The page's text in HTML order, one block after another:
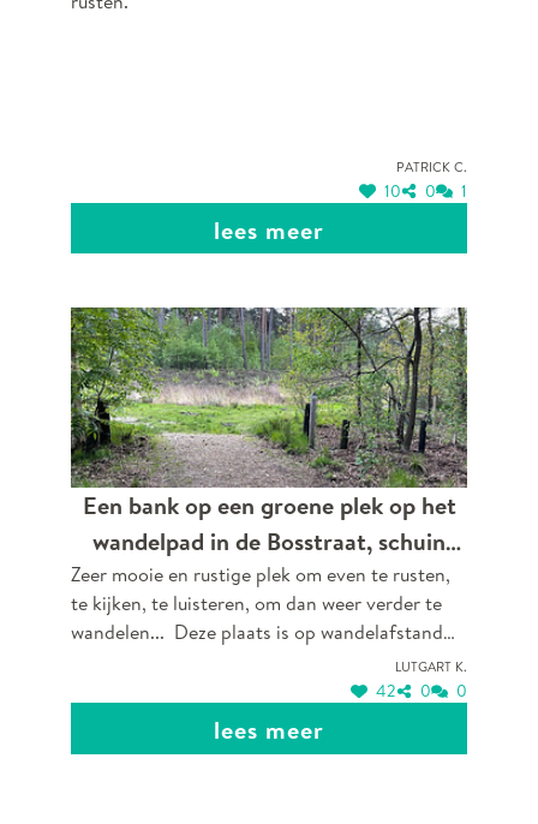
Patrick C.
10 0 1
lees meer
Een bank op een groene plek op het
wandelpad in de Bosstraat, schuin
tegenover de Hazerikstraat. Een bank
aan een kruispunt van 2
wandelpaden.
Zeer mooie en rustige plek om even te rusten,
te kijken, te luisteren, om dan weer verder te
wandelen... Deze plaats is op wandelafstand
Lutgart K.
42 0 0
lees meer